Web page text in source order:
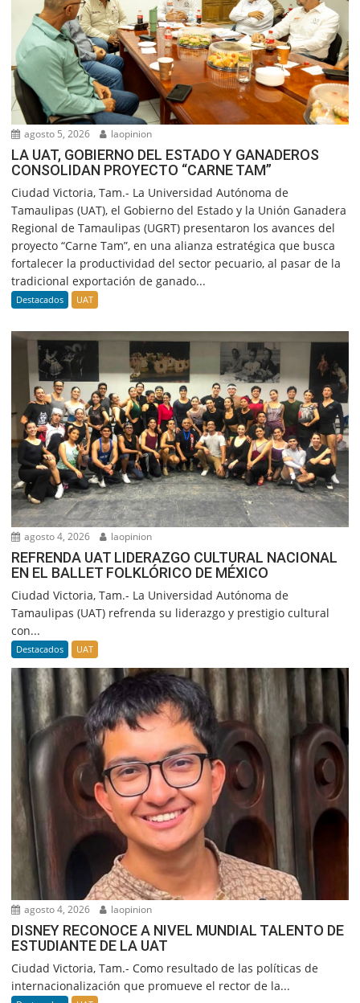
agosto 5, 2026 laopinion
LA UAT, GOBIERNO DEL ESTADO Y GANADEROS
CONSOLIDAN PROYECTO “CARNE TAM”
Ciudad Victoria, Tam.- La Universidad Autónoma de
Tamaulipas (UAT), el Gobierno del Estado y la Unión Ganadera
Regional de Tamaulipas (UGRT) presentaron los avances del
proyecto “Carne Tam”, en una alianza estratégica que busca
fortalecer la productividad del sector pecuario, al pasar de la
tradicional exportación de ganado...
Destacados UAT
agosto 4, 2026 laopinion
REFRENDA UAT LIDERAZGO CULTURAL NACIONAL
EN EL BALLET FOLKLÓRICO DE MÉXICO
Ciudad Victoria, Tam.- La Universidad Autónoma de
Tamaulipas (UAT) refrenda su liderazgo y prestigio cultural
con...
Destacados UAT
agosto 4, 2026 laopinion
DISNEY RECONOCE A NIVEL MUNDIAL TALENTO DE
ESTUDIANTE DE LA UAT
Ciudad Victoria, Tam.- Como resultado de las políticas de
internacionalización que promueve el rector de la...